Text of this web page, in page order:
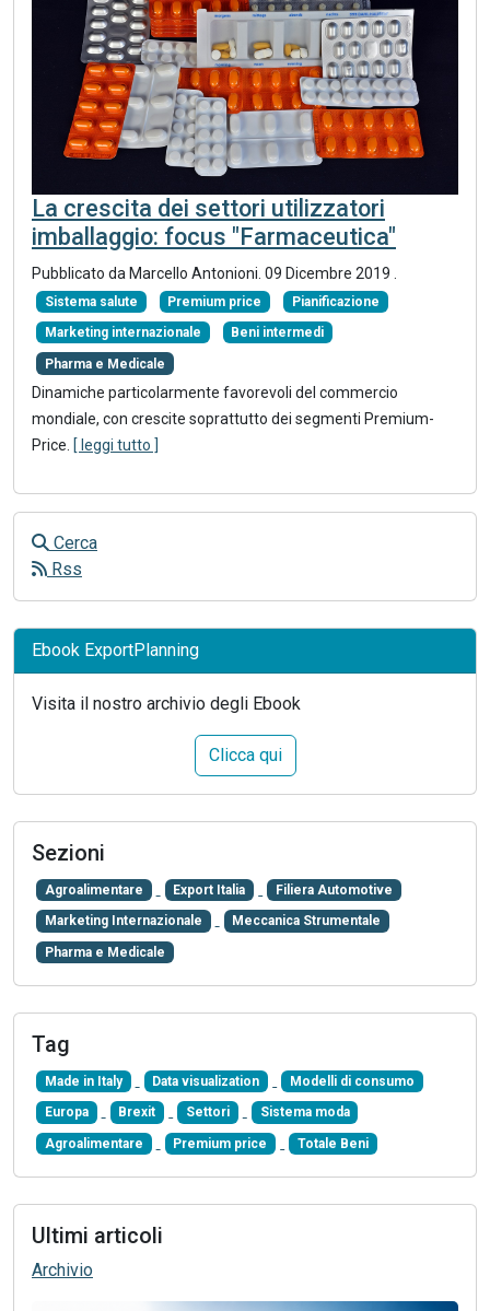
La crescita dei settori utilizzatori
imballaggio: focus "Farmaceutica"
Pubblicato da Marcello Antonioni. 09 Dicembre 2019
Sistema salute Premium price Pianificazione
Marketing internazionale Beni intermedi
Pharma e Medicale
Dinamiche particolarmente favorevoli del commercio
mondiale, con crescite soprattutto dei segmenti Premium-
Price. [ leggi tutto ]
Cerca
Rss
Ebook ExportPlanning
Visita il nostro archivio degli Ebook
Clicca qui
Sezioni
Agroalimentare Export Italia Filiera Automotive
Marketing Internazionale Meccanica Strumentale
Pharma e Medicale
Tag
Made in Italy Data visualization Modelli di consumo
Europa Brexit Settori Sistema moda
Agroalimentare Premium price Totale Beni
Ultimi articoli
Archivio